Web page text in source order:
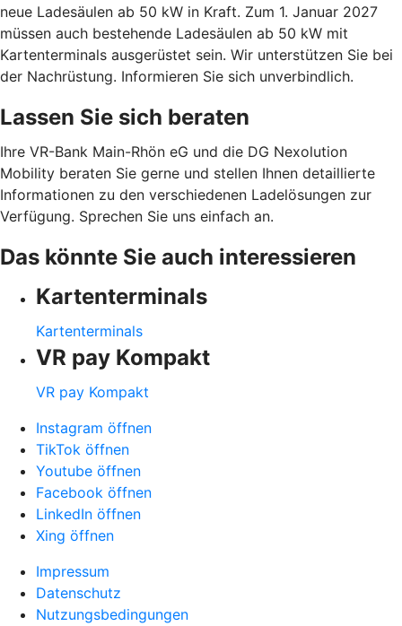
neue Ladesäulen ab 50 kW in Kraft. Zum 1. Januar 2027
müssen auch bestehende Ladesäulen ab 50 kW mit
Kartenterminals ausgerüstet sein. Wir unterstützen Sie bei
der Nachrüstung. Informieren Sie sich unverbindlich.
Lassen Sie sich beraten
Ihre VR-Bank Main-Rhön eG und die DG Nexolution
Mobility beraten Sie gerne und stellen Ihnen detaillierte
Informationen zu den verschiedenen Ladelösungen zur
Verfügung. Sprechen Sie uns einfach an.
Das könnte Sie auch interessieren
Kartenterminals
Kartenterminals
VR pay Kompakt
VR pay Kompakt
Instagram öffnen
TikTok öffnen
Youtube öffnen
Facebook öffnen
LinkedIn öffnen
Xing öffnen
Impressum
Datenschutz
Nutzungsbedingungen